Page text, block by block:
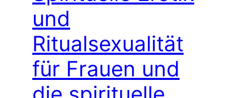
und
Ritualsexualität
für Frauen und